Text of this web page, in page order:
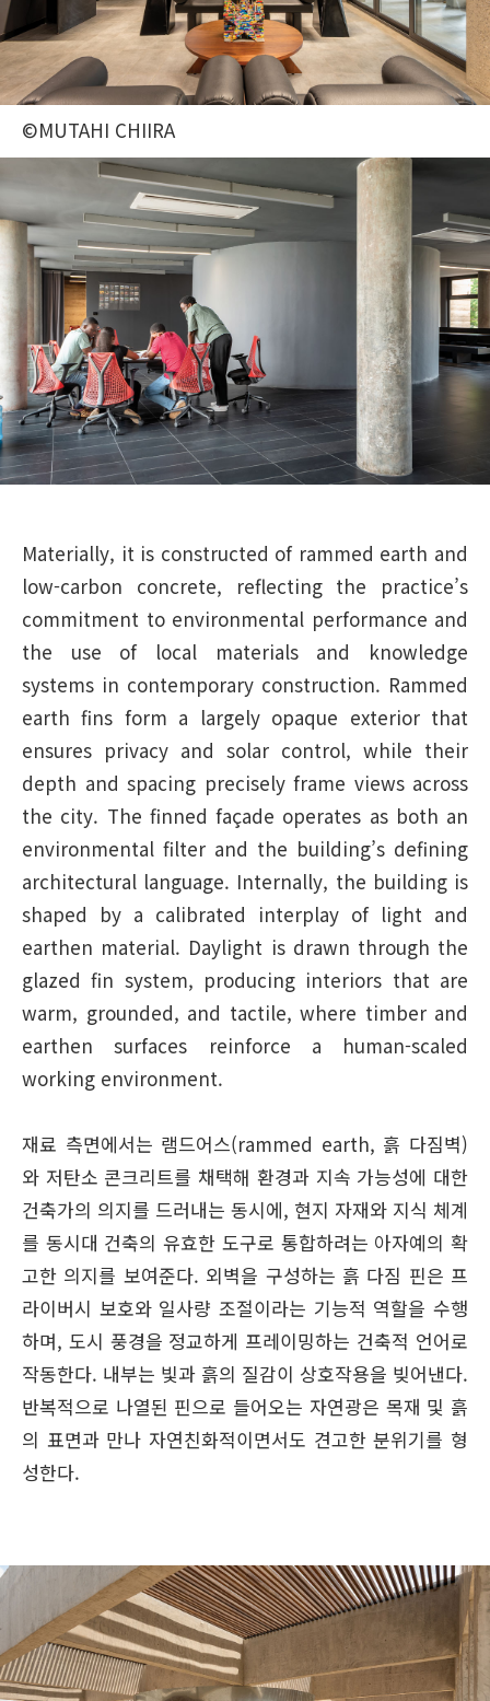
©MUTAHI CHIIRA
Materially, it is constructed of rammed earth and
low-carbon concrete, reflecting the practice’s
commitment to environmental performance and
the use of local materials and knowledge
systems in contemporary construction. Rammed
earth fins form a largely opaque exterior that
ensures privacy and solar control, while their
depth and spacing precisely frame views across
the city. The finned façade operates as both an
environmental filter and the building’s defining
architectural language. Internally, the building is
shaped by a calibrated interplay of light and
earthen material. Daylight is drawn through the
glazed fin system, producing interiors that are
warm, grounded, and tactile, where timber and
earthen surfaces reinforce a human-scaled
working environment.
재료 측면에서는 램드어스(rammed earth, 흙 다짐벽)
와 저탄소 콘크리트를 채택해 환경과 지속 가능성에 대한
건축가의 의지를 드러내는 동시에, 현지 자재와 지식 체계
를 동시대 건축의 유효한 도구로 통합하려는 아자예의 확
고한 의지를 보여준다. 외벽을 구성하는 흙 다짐 핀은 프
라이버시 보호와 일사량 조절이라는 기능적 역할을 수행
하며, 도시 풍경을 정교하게 프레이밍하는 건축적 언어로
작동한다. 내부는 빛과 흙의 질감이 상호작용을 빚어낸다.
반복적으로 나열된 핀으로 들어오는 자연광은 목재 및 흙
의 표면과 만나 자연친화적이면서도 견고한 분위기를 형
성한다.